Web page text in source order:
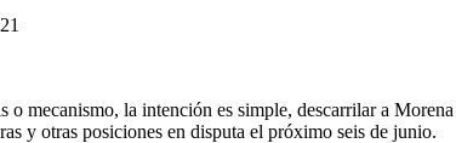
o mecanismo, la intención es simple, descarrilar a
y otras posiciones en disputa el próximo seis de junio.